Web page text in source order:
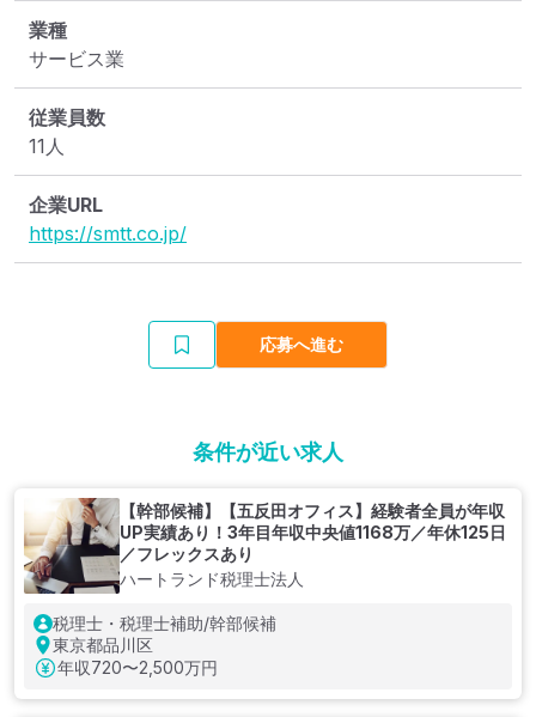
業種
サービス業
従業員数
11人
企業URL
https://smtt.co.jp/
応募へ進む
条件が近い求人
【幹部候補】【五反田オフィス】経験者全員が年収
UP実績あり！3年目年収中央値1168万／年休125日
／フレックスあり
ハートランド税理士法人
税理士・税理士補助/幹部候補
東京都品川区
年収720〜2,500万円